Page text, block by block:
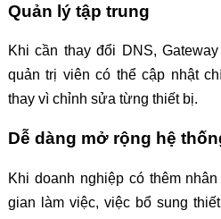
Quản lý tập trung
Khi cần thay đổi DNS,
quản trị viên có thể cập nhật
thay vì chỉnh sửa từng thiết bị.
Dễ dàng mở rộng hệ
Khi doanh nghiệp có thêm
gian làm việc, việc bổ sung